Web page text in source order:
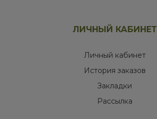
ЛИЧНЫЙ КАБИНЕТ
Личный кабинет
История заказов
Закладки
Рассылка